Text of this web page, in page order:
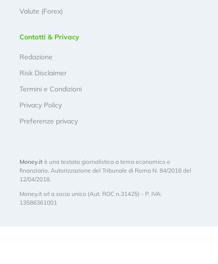
Valute (Forex)
Contatti & Privacy
Redazione
Risk Disclaimer
Termini e Condizioni
Privacy Policy
Preferenze privacy
Money.it è una testata giornalistica a tema economico e
finanziario. Autorizzazione del Tribunale di Roma N. 84/2018 del
12/04/2018.
Money.it srl a socio unico (Aut. ROC n.31425) - P. IVA:
13586361001